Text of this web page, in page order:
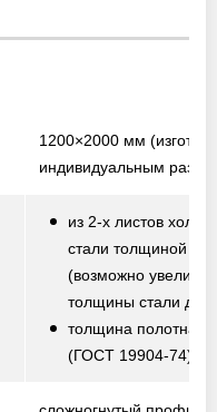
1200×2000 мм
индивидуальным
из 2-х листов
стали толщиной
(возможно
толщины стали до
толщина полотна
(ГОСТ 19904-74)